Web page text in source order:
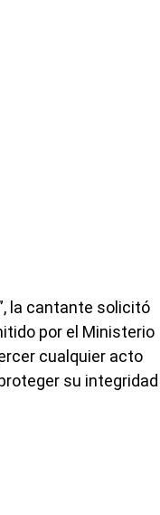
la cantante solicitó
por el Ministerio
cualquier acto
su integridad